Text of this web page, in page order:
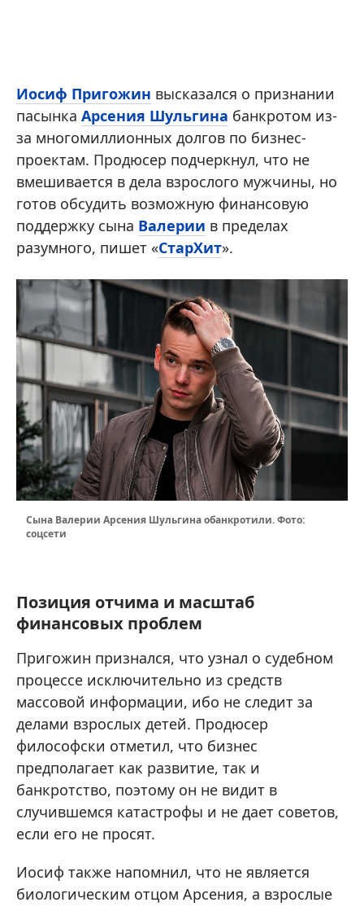
Иосиф Пригожин высказался о признании
пасынка Арсения Шульгина банкротом из-
за многомиллионных долгов по бизнес-
проектам. Продюсер подчеркнул, что не
вмешивается в дела взрослого мужчины, но
готов обсудить возможную финансовую
поддержку сына Валерии в пределах
разумного, пишет «СтарХит».
Сына Валерии Арсения Шульгина обанкротили. Фото:
соцсети
Позиция отчима и масштаб
финансовых проблем
Пригожин признался, что узнал о судебном
процессе исключительно из средств
массовой информации, ибо не следит за
делами взрослых детей. Продюсер
философски отметил, что бизнес
предполагает как развитие, так и
банкротство, поэтому он не видит в
случившемся катастрофы и не дает советов,
если его не просят.
Иосиф также напомнил, что не является
биологическим отцом Арсения, а взрослые